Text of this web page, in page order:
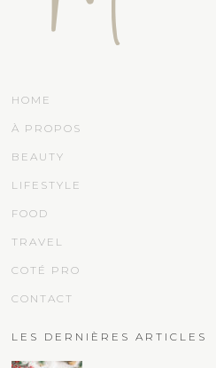
HOME
À PROPOS
BEAUTY
LIFESTYLE
FOOD
TRAVEL
COTÉ PRO
CONTACT
LES DERNIÈRES ARTICLES